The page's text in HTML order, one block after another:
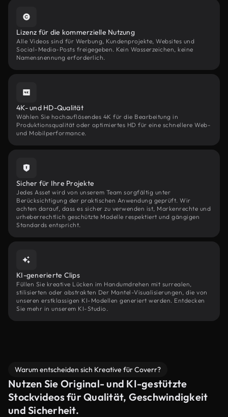
Lizenz für die kommerzielle Nutzung
Alle Videos sind für Werbung, Kundenprojekte, Websites und
Social-Media-Posts freigegeben. Kein Wasserzeichen, keine
Namensnennung erforderlich.
4K- und HD-Qualität
Wählen Sie hochauflösendes 4K für die Bearbeitung in
Produktionsqualität oder optimiertes HD für eine schnellere Web-
und Mobilperformance.
Sicher für Ihre Projekte
Jedes Asset wird von unserem Team sorgfältig unter
Berücksichtigung der praktischen Anwendung geprüft. Wir
achten darauf, dass es sicher zu verwenden ist, Markenrechte und
urheberrechtlich geschützte Modelle respektiert und gängigen
Standards entspricht.
KI-generierte Clips
Füllen Sie kreative Lücken im Handumdrehen mit surrealen,
stilisierten oder abstrakten Der Mantel-Visualisierungen, die von
unseren erstklassigen KI-Modellen generiert werden. Entdecken
Sie mehr in unserem KI-Studio.
Warum entscheiden sich Kreative für Coverr?
Nutzen Sie Original- und KI-gestützte
Stockvideos für Qualität, Geschwindigkeit
und Sicherheit.